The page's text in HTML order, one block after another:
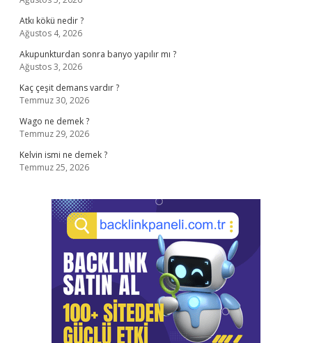
Atkı kökü nedir ?
Ağustos 4, 2026
Akupunkturdan sonra banyo yapılır mı ?
Ağustos 3, 2026
Kaç çeşit demans vardır ?
Temmuz 30, 2026
Wago ne demek ?
Temmuz 29, 2026
Kelvin ismi ne demek ?
Temmuz 25, 2026